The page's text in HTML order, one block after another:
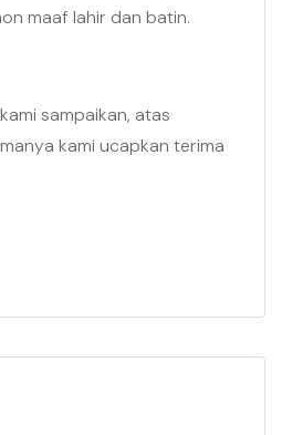
maaf lahir dan batin.
sampaikan, atas
kami ucapkan terima